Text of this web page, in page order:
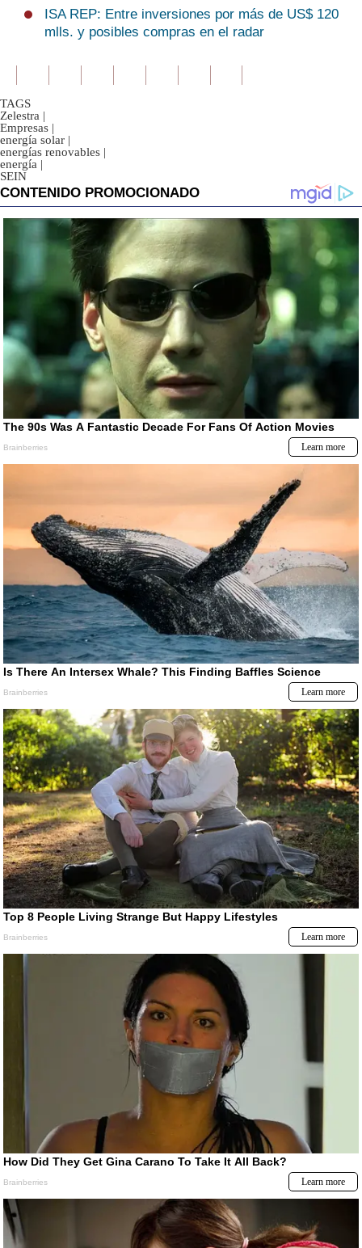
ISA REP: Entre inversiones por más de US$ 120
mlls. y posibles compras en el radar
TAGS
Zelestra |
Empresas |
energía solar |
energías renovables |
energía |
SEIN